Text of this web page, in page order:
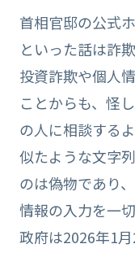
首相官邸の公式
といった話は詐
投資詐欺や個人
ことからも、怪
の人に相談する
似たような文字
のは偽物であり
情報の入力を一
政府は2026年1